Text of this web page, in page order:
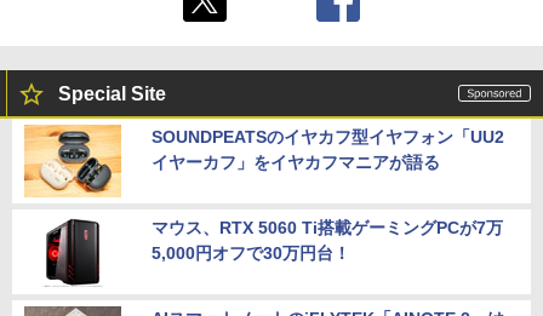
Special Site
SOUNDPEATSのイヤカフ型イヤフォン「UU2
イヤーカフ」をイヤカフマニアが語る
マウス、RTX 5060 Ti搭載ゲーミングPCが7万
5,000円オフで30万円台！